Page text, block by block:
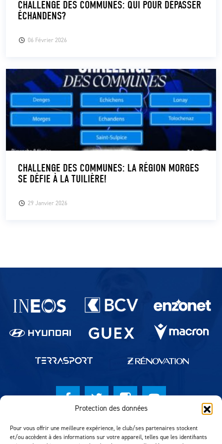
Protection des données
Pour vous offrir une meilleure expérience, le club/ses partenaires stockent
et/ou accèdent à des informations sur votre appareil, telles que les identifiants
CLUB
ACTUALITÉS
LS E-SHOP
L’APP DU LS
LS ACADEMY CAMPS
PRESSE ET MEDIAS
06 Février 2026
CHALLENGE DES COMMUNES: QUI POUR DÉPASSER
ÉCHANDENS?
29 Janvier 2026
CHALLENGE DES COMMUNES: LA RÉGION MORGES
SE DÉFIE À LA TUILIÈRE!
Partenaires du lausanne-Sport
© Lausanne Sport Football Club 2026